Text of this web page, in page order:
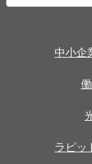
索:
中小企
ラピッ